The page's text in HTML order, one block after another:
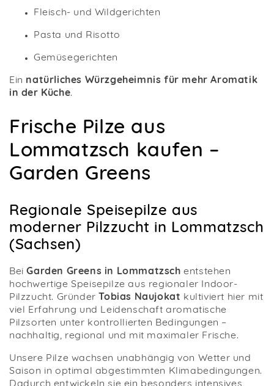
Fleisch- und Wildgerichten
Pasta und Risotto
Gemüsegerichten
Ein natürliches Würzgeheimnis für mehr Aromatik
in der Küche.
Frische Pilze aus
Lommatzsch kaufen –
Garden Greens
Regionale Speisepilze aus
moderner Pilzzucht in Lommatzsch
(Sachsen)
BeiGarden Greens in Lommatzsch entstehen
hochwertige Speisepilze aus regionaler Indoor-
Pilzzucht. Gründer Tobias Naujokat kultiviert hier mit
viel Erfahrung und Leidenschaft aromatische
Pilzsorten unter kontrollierten Bedingungen –
nachhaltig, regional und mit maximaler Frische.
Unsere Pilze wachsen unabhängig von Wetter und
Saison in optimal abgestimmten Klimabedingungen.